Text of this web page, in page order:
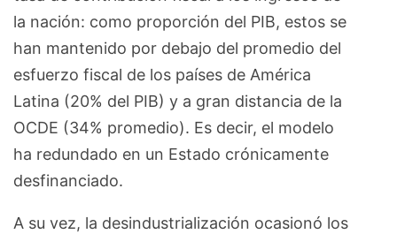
la nación: como proporción del PIB, estos se
han mantenido por debajo del promedio del
esfuerzo fiscal de los países de América
Latina (20% del PIB) y a gran distancia de la
OCDE (34% promedio). Es decir, el modelo
ha redundado en un Estado crónicamente
desfinanciado.
A su vez, la desindustrialización ocasionó los